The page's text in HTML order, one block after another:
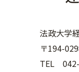
法政大学
〒194-
TEL